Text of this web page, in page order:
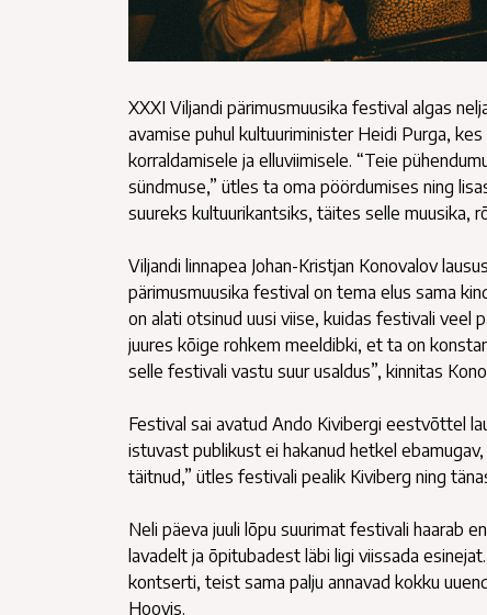
XXXI Viljandi pärimusmuusika festival algas
avamise puhul kultuuriminister Heidi Purga,
korraldamisele ja elluviimisele. “Teie
sündmuse,” ütles ta oma pöördumises ning
suureks kultuurikantsiks, täites selle muusika,
Viljandi linnapea Johan-Kristjan Konovalov
pärimusmuusika festival on tema elus sama
on alati otsinud uusi viise, kuidas festivali veel
juures kõige rohkem meeldibki, et ta on
selle festivali vastu suur usaldus”, kinnitas
Festival sai avatud Ando Kivibergi eestvõttel
istuvast publikust ei hakanud hetkel
täitnud,” ütles festivali pealik Kiviberg ning
Neli päeva juuli lõpu suurimat festivali haarab
lavadelt ja õpitubadest läbi ligi viissada
kontserti, teist sama palju annavad kokku
Hoovis.